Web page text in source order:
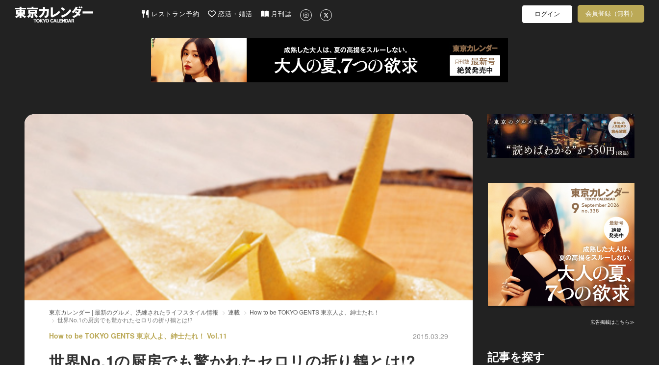
東京カレンダー | 最新のグルメ、洗練されたライフスタイル情報
レストラン予約 恋活・婚活 月刊誌 ログイン 会員登録（無料）
東京カレンダー | 最新のグルメ、洗練されたライフスタイル情報 連載
How to be TOKYO GENTS 東京人よ、紳士たれ！
世界No.1の厨房でも驚かれたセロリの折り鶴とは!?
How to be TOKYO GENTS 東京人よ、紳士たれ！ Vol.11 2015.03.29
広告掲載はこちら≫
記事を探す